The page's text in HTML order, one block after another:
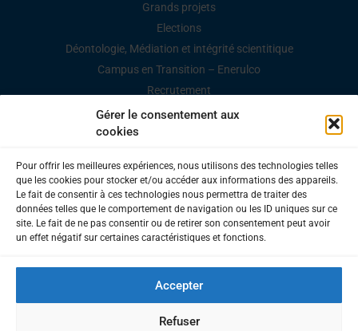
Gérer le consentement aux
cookies
Pour offrir les meilleures expériences, nous utilisons des technologies telles
que les cookies pour stocker et/ou accéder aux informations des appareils.
Le fait de consentir à ces technologies nous permettra de traiter des
données telles que le comportement de navigation ou les ID uniques sur ce
site. Le fait de ne pas consentir ou de retirer son consentement peut avoir
un effet négatif sur certaines caractéristiques et fonctions.
Accepter
Refuser
Grands projets
Elections
Déontologie, Médiation et intégrité scientitique
Campus en Transition – Enerulco
Recrutement
Marchés publics
Espace Presse / Documents
UNIVERSITÉ DU LITTORAL CÔTE D'OPALE
France Tél. +33 (0)3 28 23 73 73Mentions légales–
Accessibilité
Contacts